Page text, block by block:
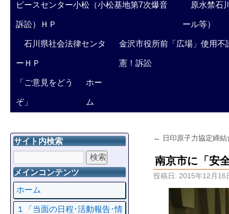
ピースセンター小松（小松基地第7次爆音
訴訟）ＨＰ
原水禁石
ール等）
石川県社会法律センタ
ーＨＰ
金沢市役所前「広場」使用不
憲！訴訟
「ご意見をどう
ぞ」
ホー
ム
← 日印原子力協定締
南京市に「安
投稿日: 2015年12月16
サイト内検索
メインコンテンツ
ホーム
１「当面の日程･活動報告･情